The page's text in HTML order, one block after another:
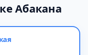
Абакана